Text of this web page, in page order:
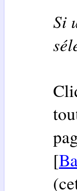
Si
[